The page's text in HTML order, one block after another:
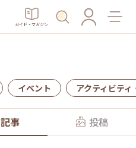
ガイド・マガジン
イベント アクティビティ
記事 投稿